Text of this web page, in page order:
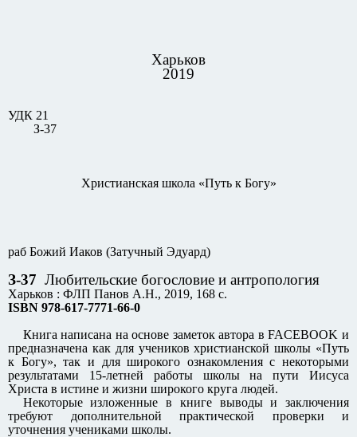
Харьков
2019
УДК 21
З-37
Христианская школа «Путь к Богу»
раб Божий Иаков (Затучный Эдуард)
З-37 Любительские богословие и антропология
Харьков : ФЛП Панов А.Н., 2019, 168 с.
ISBN 978-617-7771-66-0
Книга написана на основе заметок автора в FACEBOOK и
предназначена как для учеников христианской школы «Путь
к Богу», так и для широкого ознакомления с некоторыми
результатами 15-летней работы школы на пути Иисуса
Христа в истине и жизни широкого круга людей.
Некоторые изложенные в книге выводы и заключения
требуют дополнительной практической проверки и
уточнения учениками школы.